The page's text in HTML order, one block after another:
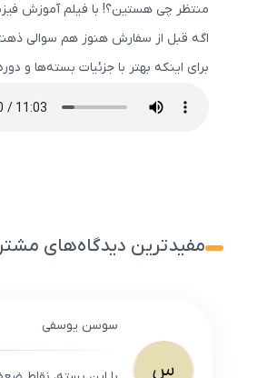
منتظر چی هستین؟! با فیلم آموزش
اگه قبل از سفارش هنوز هم سوالی
برای اینکه بهتر با جزئیات بسته‌ها
مفیدترین دیدگاه‌های
س
سوسن یوسفی